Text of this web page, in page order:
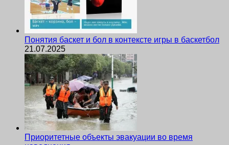
Понятия баскет и бол в контексте игры в баскетбол
21.07.2025
Приоритетные объекты эвакуации во время